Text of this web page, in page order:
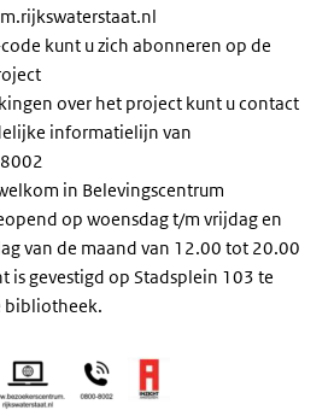
kunt u zich abonneren op de
over het project kunt u contact
informatielijn van
in Belevingscentrum
op woensdag t/m vrijdag en
van de maand van 12.00 tot 20.00
is gevestigd op Stadsplein 103 te
bibliotheek.